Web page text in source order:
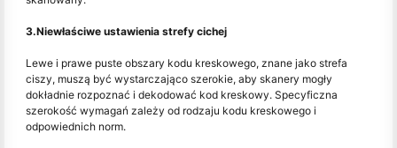
3.Niewłaściwe ustawienia strefy cichej
Lewe i prawe puste obszary kodu kreskowego, znane jako strefa
ciszy, muszą być wystarczająco szerokie, aby skanery mogły
dokładnie rozpoznać i dekodować kod kreskowy. Specyficzna
szerokość wymagań zależy od rodzaju kodu kreskowego i
odpowiednich norm.